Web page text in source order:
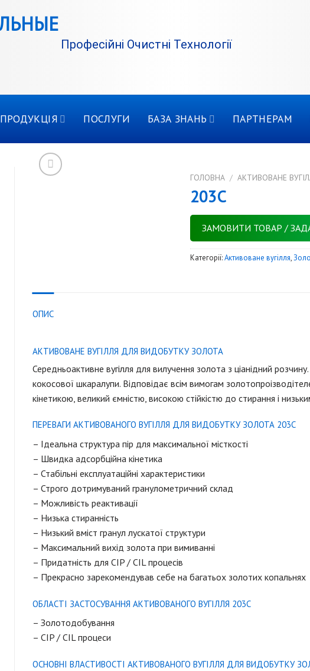
Професійні Очистні Технології
ПРОДУКЦІЯ ПОСЛУГИ БАЗА ЗНАНЬ ПАРТНЕРАМ
ГОЛОВНА / АКТИВОВАНЕ
203C
ЗАМОВИТИ ТОВАР /
Категорії:Активоване вугілля,
ОПИС
АКТИВОВАНЕ ВУГІЛЛЯ ДЛЯ ВИДОБУТКУ ЗОЛОТА
Середньоактивнe вугілля для вилучення золота з ціанідний
кокосової шкаралупи. Відповідає всім вимогам
кінетикою, великий ємністю, високою стійкістю до стирання і
ПЕРЕВАГИ АКТИВОВАНОГО ВУГІЛЛЯ ДЛЯ ВИДОБУТКУ ЗОЛОТА 203С
– Ідеальна структура пір для максимальної місткості
– Швидка адсорбційна кінетика
– Стабільні експлуатаційні характеристики
– Строго дотримуваний гранулометричний склад
– Можливість реактивації
– Низька стиранність
– Низький вміст гранул лускатої структури
– Максимальний вихід золота при вимиванні
– Придатність для CIP / CIL процесів
– Прекрасно зарекомендував себе на багатьох золотих копальнях
ОБЛАСТІ ЗАСТОСУВАННЯ АКТИВОВАНОГО ВУГІЛЛЯ 203С
– Золотодобування
– CIP / CIL процеси
ОСНОВНІ ВЛАСТИВОСТІ АКТИВОВАНОГО ВУГІЛЛЯ ДЛЯ ВИДОБУТКУ